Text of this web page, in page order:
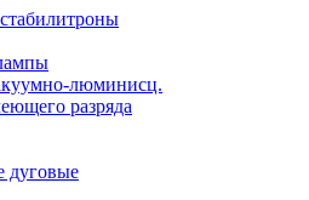
люминисц.
разряда
дуговые